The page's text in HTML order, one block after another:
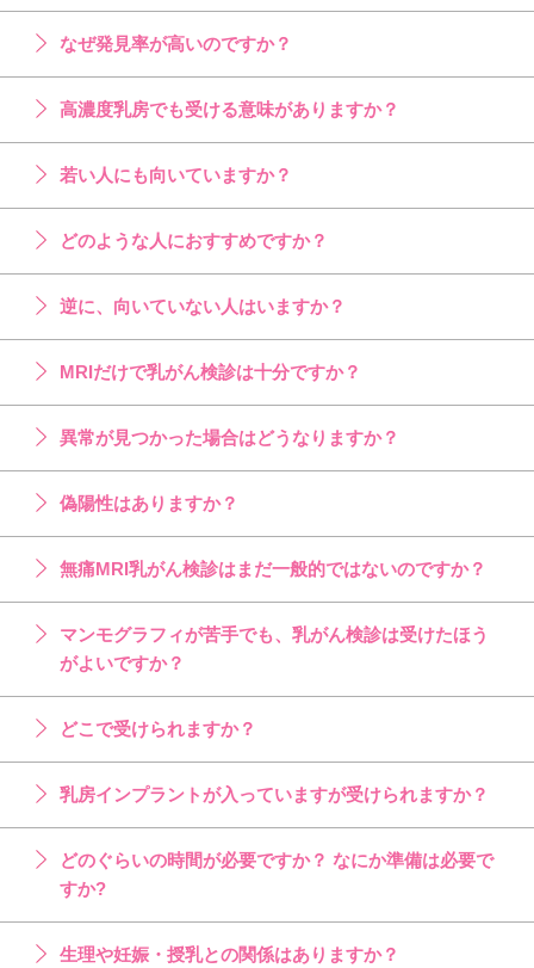
なぜ発見率が高いのですか？
高濃度乳房でも受ける意味がありますか？
若い人にも向いていますか？
どのような人におすすめですか？
逆に、向いていない人はいますか？
MRIだけで乳がん検診は十分ですか？
異常が見つかった場合はどうなりますか？
偽陽性はありますか？
無痛MRI乳がん検診はまだ一般的ではないのですか？
マンモグラフィが苦手でも、乳がん検診は受けたほう
がよいですか？
どこで受けられますか？
乳房インプラントが入っていますが受けられますか？
どのぐらいの時間が必要ですか？ なにか準備は必要で
すか?
生理や妊娠・授乳との関係はありますか？